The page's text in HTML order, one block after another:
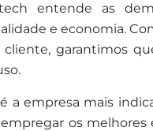
entende as
e economia.
garantimos
a empresa mais
os melhores